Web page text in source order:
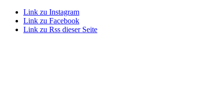
Link zu Instagram
Link zu Facebook
Link zu Rss dieser Seite